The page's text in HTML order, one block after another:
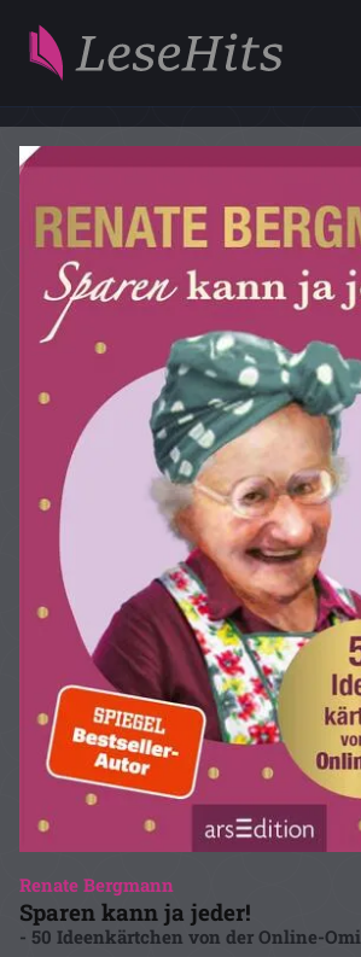
Renate Bergmann
Sparen kann ja jeder!
- 50 Ideenkärtchen von der Online-Omi